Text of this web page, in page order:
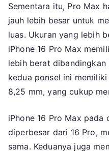
Sementara itu, Pro Max
jauh lebih besar untuk
luas. Ukuran yang lebih
iPhone 16 Pro Max
lebih berat
kedua ponsel ini
8,25 mm, yang cukup
iPhone 16 Pro Max pada
diperbesar dari 16 Pro,
sama. Keduanya juga